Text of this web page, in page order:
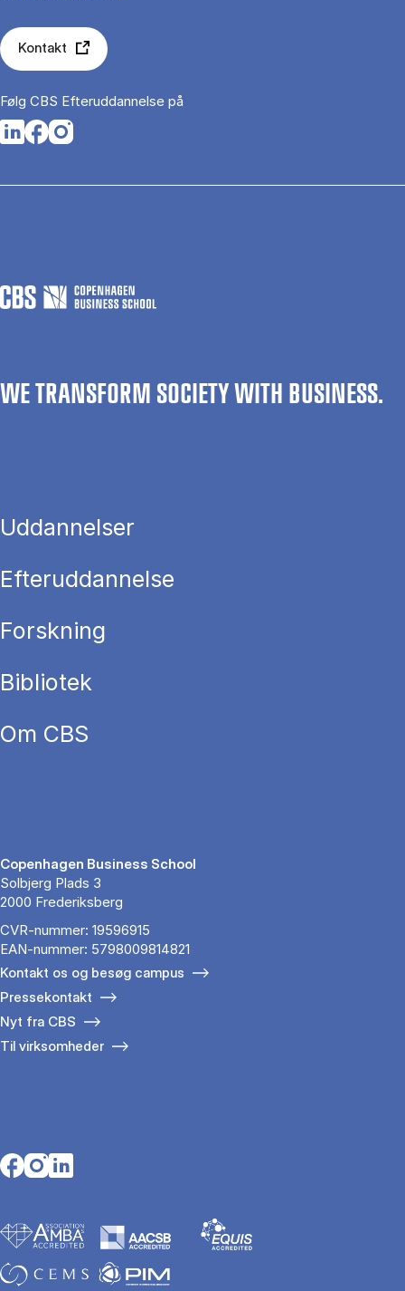
Kontakt
Følg CBS Efteruddannelse på
Opens in a new tab
Opens in a new tab
Opens in a new tab
WE TRANSFORM SOCIETY WITH BUSINESS.
Uddannelser
Efteruddannelse
Forskning
Bibliotek
Om CBS
Copenhagen Business School
Solbjerg Plads 3
2000 Frederiksberg
CVR-nummer: 19596915
EAN-nummer: 5798009814821
Kontakt os og besøg campus
Pressekontakt
Nyt fra CBS
Til virksomheder
Opens in a new tab
Opens in a new tab
Opens in a new tab